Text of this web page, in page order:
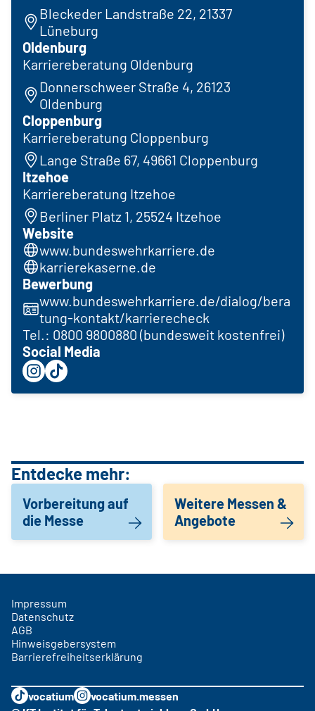
Bleckeder Landstraße 22, 21337
Lüneburg
Oldenburg
Karriereberatung Oldenburg
Donnerschweer Straße 4, 26123
Oldenburg
Cloppenburg
Karriereberatung Cloppenburg
Lange Straße 67, 49661 Cloppenburg
Itzehoe
Karriereberatung Itzehoe
Berliner Platz 1, 25524 Itzehoe
Website
www.bundeswehrkarriere.de
karrierekaserne.de
Bewerbung
www.bundeswehrkarriere.de/dialog/bera
tung-kontakt/karrierecheck
Tel.: 0800 9800880 (bundesweit kostenfrei)
Social Media
Entdecke mehr:
Vorbereitung auf
die Messe
Weitere Messen &
Angebote
Impressum
Datenschutz
AGB
Hinweisgebersystem
Barrierefreiheitserklärung
vocatium
vocatium.messen